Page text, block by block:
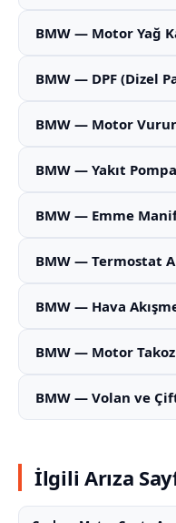
BMW — Motor Yağ
BMW — DPF (Dizel
BMW — Motor
BMW — Yakıt
BMW — Emme
BMW — Termostat
BMW — Hava
BMW — Motor Takoz
BMW — Volan ve
İlgili Arıza